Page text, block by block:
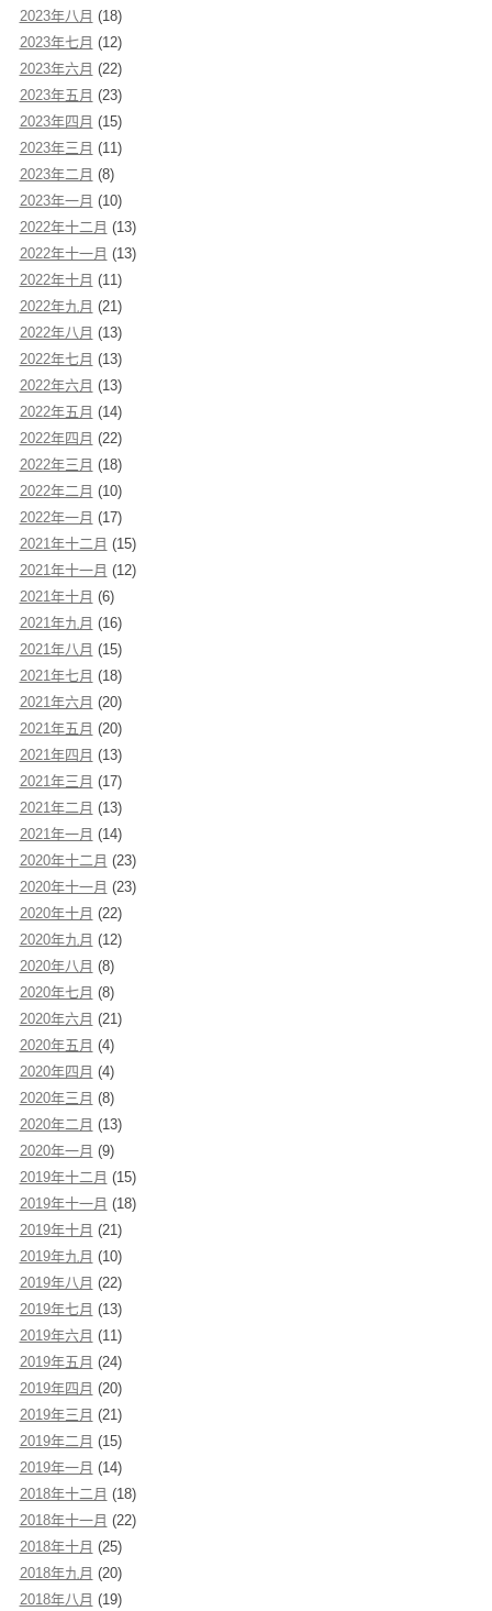
2023年八月 (18)
2023年七月 (12)
2023年六月 (22)
2023年五月 (23)
2023年四月 (15)
2023年三月 (11)
2023年二月 (8)
2023年一月 (10)
2022年十二月 (13)
2022年十一月 (13)
2022年十月 (11)
2022年九月 (21)
2022年八月 (13)
2022年七月 (13)
2022年六月 (13)
2022年五月 (14)
2022年四月 (22)
2022年三月 (18)
2022年二月 (10)
2022年一月 (17)
2021年十二月 (15)
2021年十一月 (12)
2021年十月 (6)
2021年九月 (16)
2021年八月 (15)
2021年七月 (18)
2021年六月 (20)
2021年五月 (20)
2021年四月 (13)
2021年三月 (17)
2021年二月 (13)
2021年一月 (14)
2020年十二月 (23)
2020年十一月 (23)
2020年十月 (22)
2020年九月 (12)
2020年八月 (8)
2020年七月 (8)
2020年六月 (21)
2020年五月 (4)
2020年四月 (4)
2020年三月 (8)
2020年二月 (13)
2020年一月 (9)
2019年十二月 (15)
2019年十一月 (18)
2019年十月 (21)
2019年九月 (10)
2019年八月 (22)
2019年七月 (13)
2019年六月 (11)
2019年五月 (24)
2019年四月 (20)
2019年三月 (21)
2019年二月 (15)
2019年一月 (14)
2018年十二月 (18)
2018年十一月 (22)
2018年十月 (25)
2018年九月 (20)
2018年八月 (19)